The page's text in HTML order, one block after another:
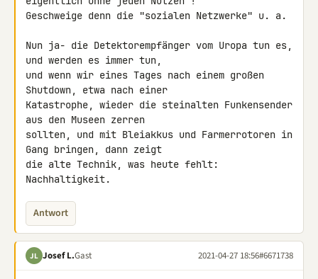
Geschweige denn die "sozialen Netzwerke" u. a.
Nun ja- die Detektorempfänger vom Uropa tun es,
und werden es immer tun,
und wenn wir eines Tages nach einem großen
Shutdown, etwa nach einer
Katastrophe, wieder die steinalten Funkensender
aus den Museen zerren
sollten, und mit Bleiakkus und Farmerrotoren in
Gang bringen, dann zeigt
die alte Technik, was heute fehlt:
Nachhaltigkeit.
Antwort
JL Josef L.Gast 2021-04-27 18:56#6671738